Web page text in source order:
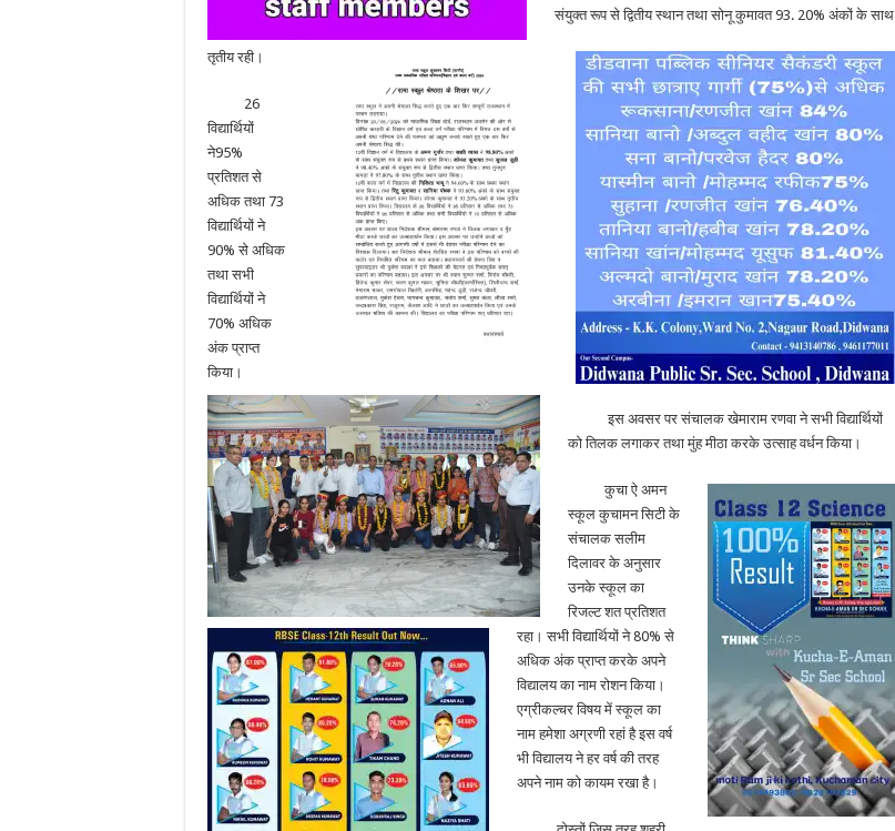
संयुक्त रूप से द्वितीय स्थान तथा सोनू कुमावत 93. 20% अंकों के साथ
तृतीय रही।
26
विद्यार्थियों
ने95%
प्रतिशत से
अधिक तथा 73
विद्यार्थियों ने
90% से अधिक
तथा सभी
विद्यार्थियों ने
70% अधिक
अंक प्राप्त
किया।
इस अवसर पर संचालक खेमाराम रणवा ने सभी विद्यार्थियों
को तिलक लगाकर तथा मुंह मीठा करके उत्साह वर्धन किया।
कुचा ऐ अमन
स्कूल कुचामन सिटी के
संचालक सलीम
दिलावर के अनुसार
उनके स्कूल का
रिजल्ट शत प्रतिशत
रहा। सभी विद्यार्थियों ने 80% से
अधिक अंक प्राप्त करके अपने
विद्यालय का नाम रोशन किया।
एग्रीकल्चर विषय में स्कूल का
नाम हमेशा अग्रणी रहां है इस वर्ष
भी विद्यालय ने हर वर्ष की तरह
अपने नाम को कायम रखा है।